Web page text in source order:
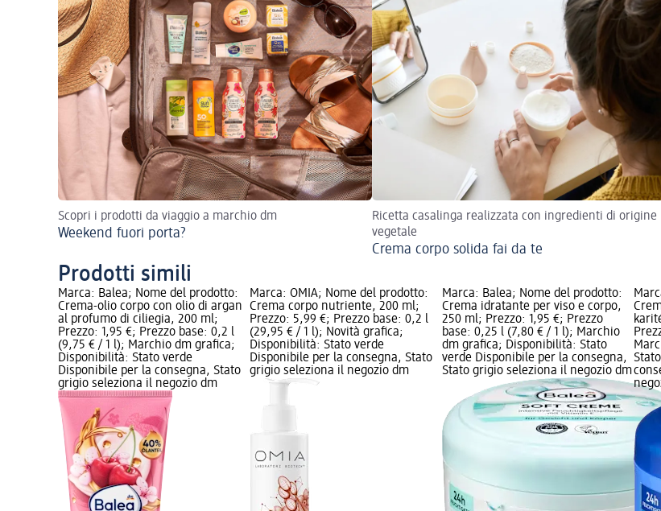
Scopri i prodotti da viaggio a marchio dm
Weekend fuori porta?
Ricetta casalinga realizzata con ingredienti di origine
vegetale
Crema corpo solida fai da te
Prodotti simili
Marca: Balea; Nome del prodotto:
Crema-olio corpo con olio di argan
al profumo di ciliegia, 200 ml;
Prezzo: 1,95 €; Prezzo base: 0,2 l
(9,75 € / 1 l); Marchio dm grafica;
Disponibilità: Stato verde
Disponibile per la consegna, Stato
grigio seleziona il negozio dm
Marca: OMIA; Nome del prodotto:
Crema corpo nutriente, 200 ml;
Prezzo: 5,99 €; Prezzo base: 0,2 l
(29,95 € / 1 l); Novità grafica;
Disponibilità: Stato verde
Disponibile per la consegna, Stato
grigio seleziona il negozio dm
Marca: Balea; Nome del prodotto:
Crema idratante per viso e corpo,
250 ml; Prezzo: 1,95 €; Prezzo
base: 0,25 l (7,80 € / 1 l); Marchio
dm grafica; Disponibilità: Stato
verde Disponibile per la consegna,
Stato grigio seleziona il negozio dm